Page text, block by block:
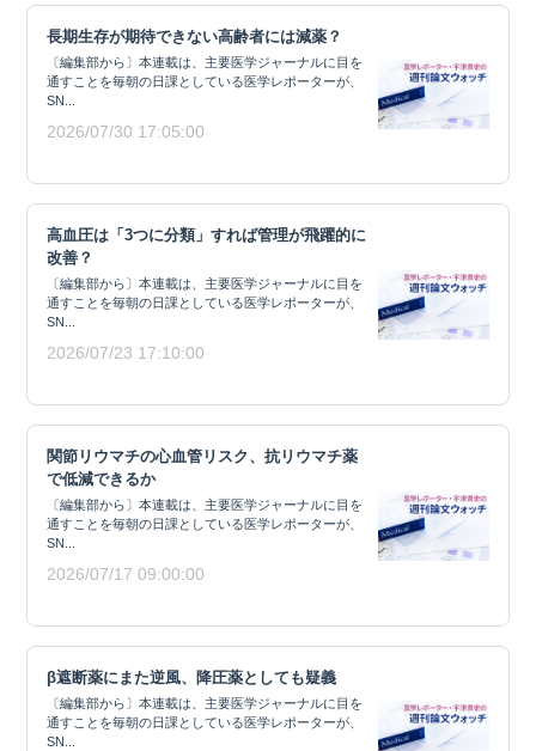
長期生存が期待できない高齢者には減薬？
〔編集部から〕本連載は、主要医学ジャーナルに目を
通すことを毎朝の日課としている医学レポーターが、
SN...
2026/07/30 17:05:00
高血圧は「3つに分類」すれば管理が飛躍的に
改善？
〔編集部から〕本連載は、主要医学ジャーナルに目を
通すことを毎朝の日課としている医学レポーターが、
SN...
2026/07/23 17:10:00
関節リウマチの心血管リスク、抗リウマチ薬
で低減できるか
〔編集部から〕本連載は、主要医学ジャーナルに目を
通すことを毎朝の日課としている医学レポーターが、
SN...
2026/07/17 09:00:00
β遮断薬にまた逆風、降圧薬としても疑義
〔編集部から〕本連載は、主要医学ジャーナルに目を
通すことを毎朝の日課としている医学レポーターが、
SN...